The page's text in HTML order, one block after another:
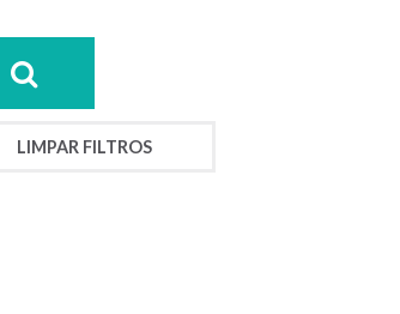
LIMPAR FILTROS